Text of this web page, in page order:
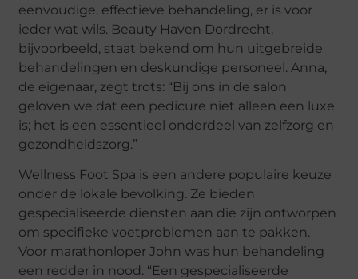
eenvoudige, effectieve behandeling, er is voor
ieder wat wils. Beauty Haven Dordrecht,
bijvoorbeeld, staat bekend om hun uitgebreide
behandelingen en deskundige personeel. Anna,
de eigenaar, zegt trots: “Bij ons in de salon
geloven we dat een pedicure niet alleen een luxe
is; het is een essentieel onderdeel van zelfzorg en
gezondheidszorg.”
Wellness Foot Spa is een andere populaire keuze
onder de lokale bevolking. Ze bieden
gespecialiseerde diensten aan die zijn ontworpen
om specifieke voetproblemen aan te pakken.
Voor marathonloper John was hun behandeling
een redder in nood. “Een gespecialiseerde